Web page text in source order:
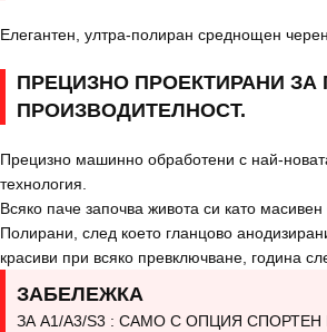
Елегантен, ултра-полиран среднощен
ПРЕЦИЗНО ПРОЕКТИРАНИ ЗА
ПРОИЗВОДИТЕЛНОСТ.
Прецизно машинно обработени с най-
технология.
Всяко паче започва живота си като
Полирани, след което гланцово
красиви при всяко превключване, година
ЗАБЕЛЕЖКА
ЗА A1/A3/S3 : САМО С ОПЦИЯ СПОРТЕН